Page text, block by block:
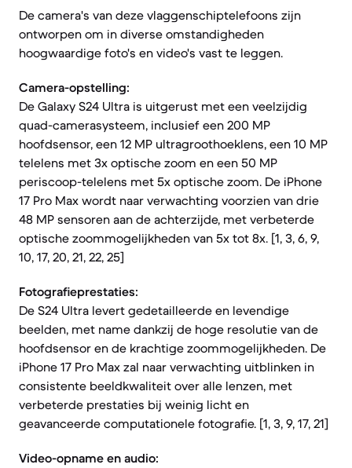
De camera's van deze vlaggenschiptelefoons zijn
ontworpen om in diverse omstandigheden
hoogwaardige foto's en video's vast te leggen.
Camera-opstelling:
De Galaxy S24 Ultra is uitgerust met een veelzijdig
quad-camerasysteem, inclusief een 200 MP
hoofdsensor, een 12 MP ultragroothoeklens, een 10 MP
telelens met 3x optische zoom en een 50 MP
periscoop-telelens met 5x optische zoom. De iPhone
17 Pro Max wordt naar verwachting voorzien van drie
48 MP sensoren aan de achterzijde, met verbeterde
optische zoommogelijkheden van 5x tot 8x. [1, 3, 6, 9,
10, 17, 20, 21, 22, 25]
Fotografieprestaties:
De S24 Ultra levert gedetailleerde en levendige
beelden, met name dankzij de hoge resolutie van de
hoofdsensor en de krachtige zoommogelijkheden. De
iPhone 17 Pro Max zal naar verwachting uitblinken in
consistente beeldkwaliteit over alle lenzen, met
verbeterde prestaties bij weinig licht en
geavanceerde computationele fotografie. [1, 3, 9, 17, 21]
Video-opname en audio: